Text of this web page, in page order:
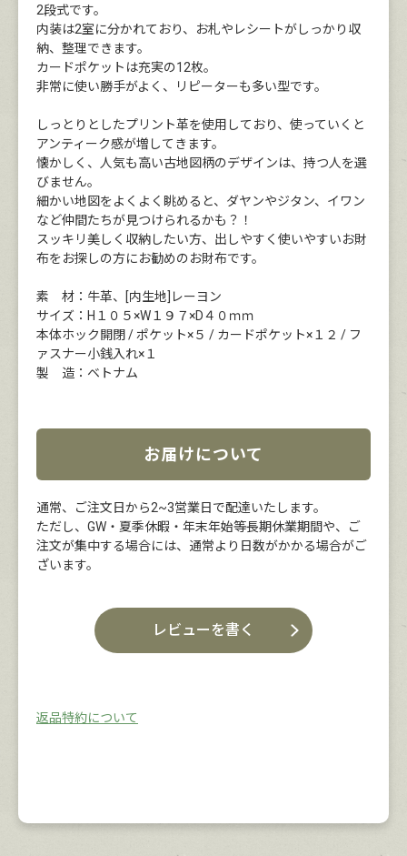
2段式です。
内装は2室に分かれており、お札やレシートがしっかり収
納、整理できます。
カードポケットは充実の12枚。
非常に使い勝手がよく、リピーターも多い型です。
しっとりとしたプリント革を使用しており、使っていくと
アンティーク感が増してきます。
懐かしく、人気も高い古地図柄のデザインは、持つ人を選
びません。
細かい地図をよくよく眺めると、ダヤンやジタン、イワン
など仲間たちが見つけられるかも？！
スッキリ美しく収納したい方、出しやすく使いやすいお財
布をお探しの方にお勧めのお財布です。
素 材：牛革、[内生地]レーヨン
サイズ：H１０５×W１９７×D４０ｍｍ
本体ホック開閉 / ポケット×５ / カードポケット×１２ / フ
ァスナー小銭入れ×１
製 造：ベトナム
お届けについて
通常、ご注文日から2~3営業日で配達いたします。
ただし、GW・夏季休暇・年末年始等長期休業期間や、ご
注文が集中する場合には、通常より日数がかかる場合がご
ざいます。
レビューを書く
返品特約について